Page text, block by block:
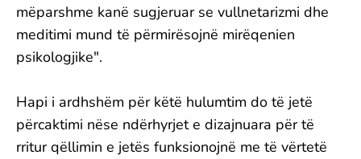
mëparshme kanë sugjeruar se vullnetarizmi dhe
meditimi mund të përmirësojnë mirëqenien
psikologjike".
Hapi i ardhshëm për këtë hulumtim do të jetë
përcaktimi nëse ndërhyrjet e dizajnuara për të
rritur qëllimin e jetës funksionojnë me të vërtetë